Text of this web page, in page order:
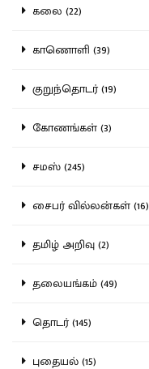
கலை (22)
காணொளி (39)
குறுந்தொடர் (19)
கோணங்கள் (3)
சமஸ் (245)
சைபர் வில்லன்கள் (16)
தமிழ் அறிவு (2)
தலையங்கம் (49)
தொடர் (145)
புதையல் (15)